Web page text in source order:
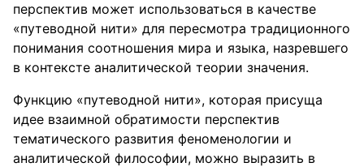
перспектив может использоваться в качестве
«путеводной нити» для пересмотра традиционного
понимания соотношения мира и языка, назревшего
в контексте аналитической теории значения.
Функцию «путеводной нити», которая присуща
идее взаимной обратимости перспектив
тематического развития феноменологии и
аналитической философии, можно выразить в